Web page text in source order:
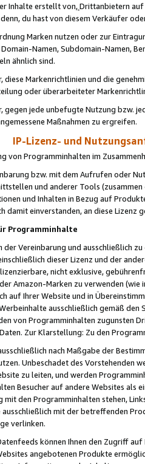
Inhalte erstellt von,Drittanbietern auf
du hast von diesem Verkäufer
Marken nutzen oder zur
Namen, Subdomain-Namen,
ähnlich sind.
diese Markenrichtlinien und die
oder überarbeiteter
gegen jede unbefugte Nutzung bzw.
Maßnahmen zu ergreifen.
IP-Lizenz- und
von Programminhalten im
bzw. mit dem Aufrufen oder
und anderer Tools (zusammen
und Inhalten in Bezug auf
damit einverstanden, an diese Lizenz
Programminhalte
Vereinbarung und ausschließlich
dieser Lizenz und der
nicht exklusive,
Amazon-Marken zu verwenden
auf Ihrer Website und in
ausschließlich gemäß
von Programminhalten zugunsten
Zur Klarstellung: Zu den
nach Maßgabe der
Unbeschadet des Vorstehenden
zu leiten, und werden
Besucher auf andere Websites als
mit den Programminhalten stehen,
mit der betreffenden
verlinken.
können Ihnen den Zugriff
angebotenen Produkte